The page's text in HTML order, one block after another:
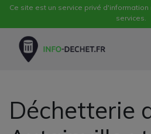
Ce site est un service privé
services.
Déchetterie